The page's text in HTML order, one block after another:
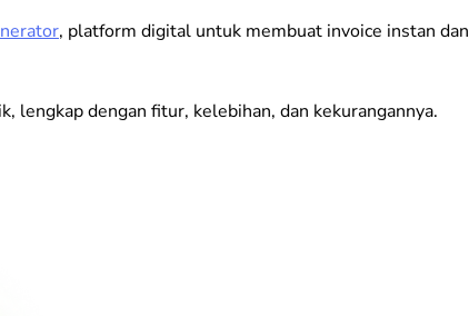
, platform digital untuk membuat invoice instan dan
lengkap dengan fitur, kelebihan, dan kekurangannya.